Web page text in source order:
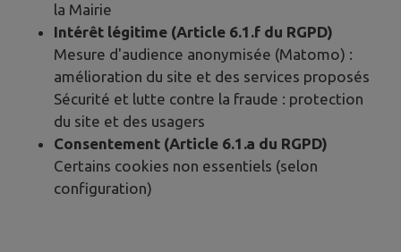
la Mairie
Intérêt légitime (Article 6.1.f du RGPD)
Mesure d'audience anonymisée (Matomo) :
amélioration du site et des services proposés
Sécurité et lutte contre la fraude : protection
du site et des usagers
Consentement (Article 6.1.a du RGPD)
Certains cookies non essentiels (selon
configuration)